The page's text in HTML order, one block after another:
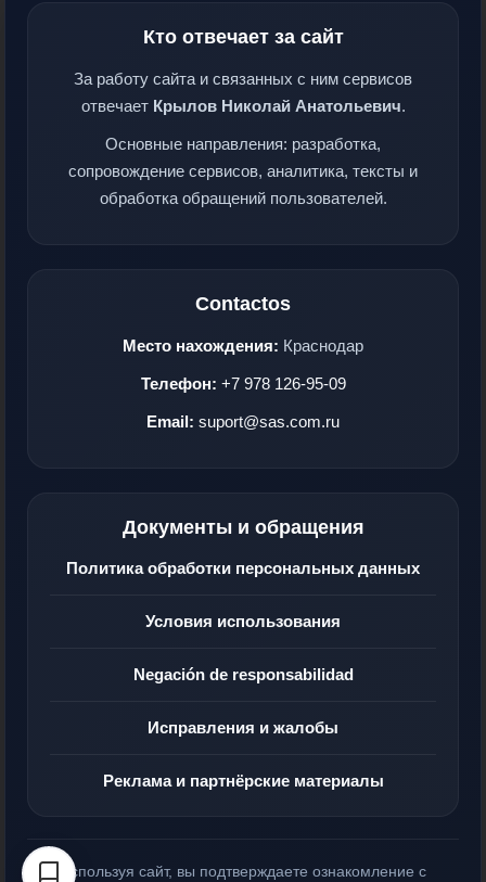
Кто отвечает за сайт
За работу сайта и связанных с ним сервисов
отвечает Крылов Николай Анатольевич.
Основные направления: разработка,
сопровождение сервисов, аналитика, тексты и
обработка обращений пользователей.
Contactos
Место нахождения: Краснодар
Телефон: +7 978 126-95-09
Email: suport@sas.com.ru
Документы и обращения
Политика обработки персональных данных
Условия использования
Negación de responsabilidad
Исправления и жалобы
Реклама и партнёрские материалы
Используя сайт, вы подтверждаете ознакомление с